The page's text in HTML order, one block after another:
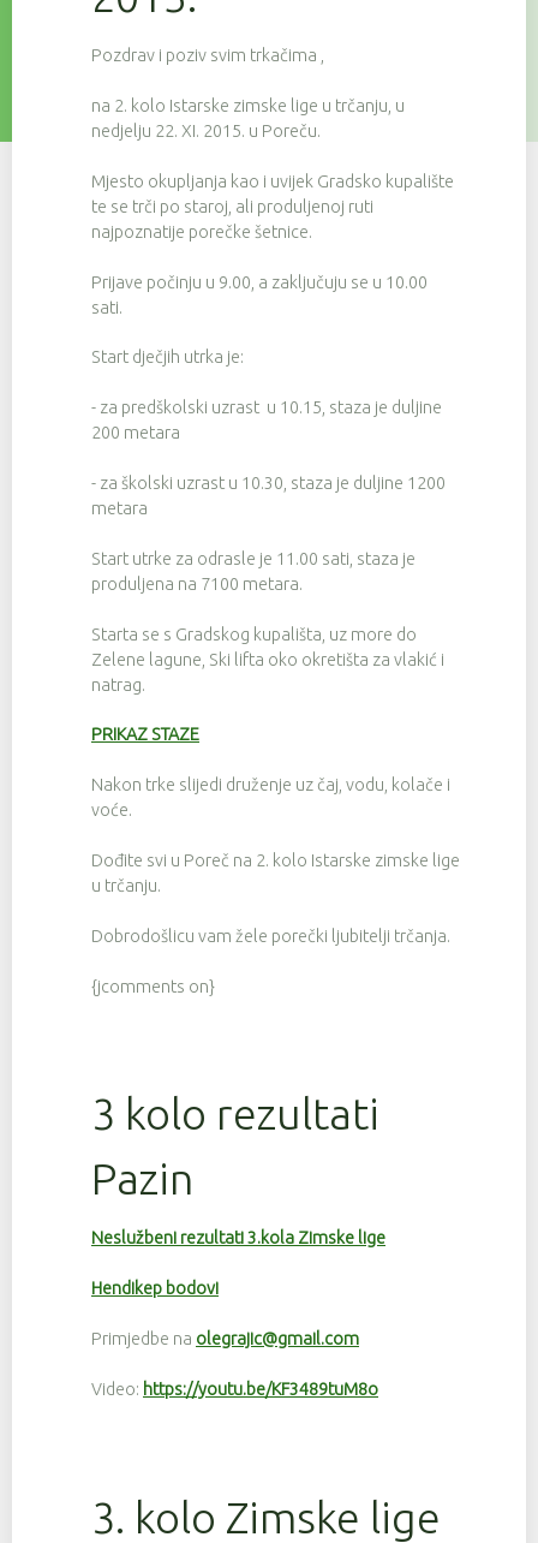
Pozdrav i poziv svim trkačima ,
na 2. kolo Istarske zimske lige u trčanju, u
nedjelju 22. XI. 2015. u Poreču.
Mjesto okupljanja kao i uvijek Gradsko kupalište
te se trči po staroj, ali produljenoj ruti
najpoznatije porečke šetnice.
Prijave počinju u 9.00, a zaključuju se u 10.00
sati.
Start dječjih utrka je:
- za predškolski uzrast u 10.15, staza je duljine
200 metara
- za školski uzrast u 10.30, staza je duljine 1200
metara
Start utrke za odrasle je 11.00 sati, staza je
produljena na 7100 metara.
Starta se s Gradskog kupališta, uz more do
Zelene lagune, Ski lifta oko okretišta za vlakić i
natrag.
PRIKAZ STAZE
Nakon trke slijedi druženje uz čaj, vodu, kolače i
voće.
Dođite svi u Poreč na 2. kolo Istarske zimske lige
u trčanju.
Dobrodošlicu vam žele porečki ljubitelji trčanja.
{jcomments on}
3 kolo rezultati
Pazin
Neslužbeni rezultati 3.kola Zimske lige
Hendikep bodovi
Primjedbe na olegrajic@gmail.com
Video: https://youtu.be/KF3489tuM8o
3. kolo Zimske lige